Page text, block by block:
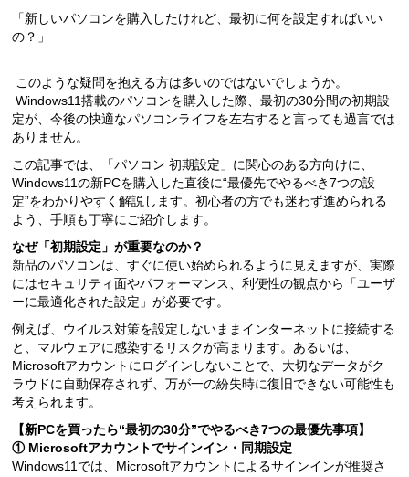
「新しいパソコンを購入したけれど、最初に何を設定すればいい
の？」
このような疑問を抱える方は多いのではないでしょうか。
Windows11搭載のパソコンを購入した際、最初の30分間の初期設
定が、今後の快適なパソコンライフを左右すると言っても過言では
ありません。
この記事では、「パソコン 初期設定」に関心のある方向けに、
Windows11の新PCを購入した直後に“最優先でやるべき7つの設
定”をわかりやすく解説します。初心者の方でも迷わず進められる
よう、手順も丁寧にご紹介します。
なぜ「初期設定」が重要なのか？
新品のパソコンは、すぐに使い始められるように見えますが、実際
にはセキュリティ面やパフォーマンス、利便性の観点から「ユーザ
ーに最適化された設定」が必要です。
例えば、ウイルス対策を設定しないままインターネットに接続する
と、マルウェアに感染するリスクが高まります。あるいは、
Microsoftアカウントにログインしないことで、大切なデータがク
ラウドに自動保存されず、万が一の紛失時に復旧できない可能性も
考えられます。
【新PCを買ったら“最初の30分”でやるべき7つの最優先事項】
① Microsoftアカウントでサインイン・同期設定
Windows11では、Microsoftアカウントによるサインインが推奨さ